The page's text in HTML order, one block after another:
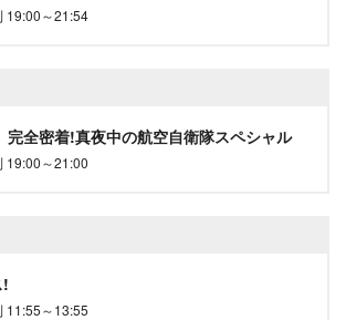
19:00～21:54
完全密着!真夜中の航空自衛隊スペシャル
19:00～21:00
!
11:55～13:55